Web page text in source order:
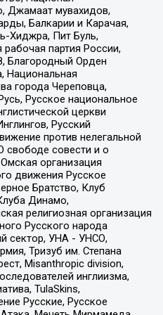
Джамаат мувахидов,
Балкарии и Карачая,
Хиджра, Пит Буль,
партия России,
Благородный Орден
Национальная
города Череповца,
Русское национальное
церкви
Русский
против нелегальной
свободе совести и о
организация
движения Русское
Братство, Клуб
Динамо,
религиозная организация
Русского народа
сектор, УНА - УНСО,
Тризуб им. Степана
Misanthropic division,
инглиизма,
TulaSkins,
Русские, Русское